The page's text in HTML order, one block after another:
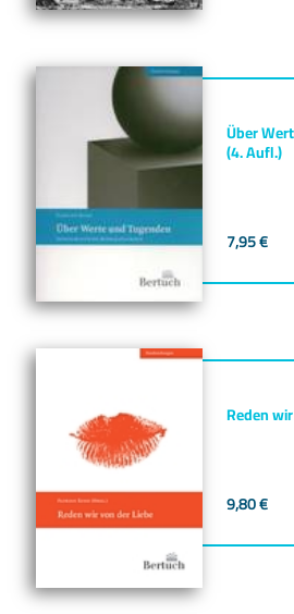
Über
(4. Aufl.)
7,95€
Reden
9,80€